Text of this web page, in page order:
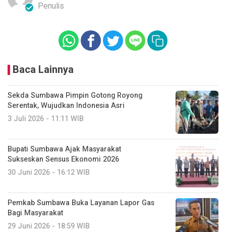
Penulis
Baca Lainnya
Sekda Sumbawa Pimpin Gotong Royong
Serentak, Wujudkan Indonesia Asri
3 Juli 2026 - 11:11 WIB
Bupati Sumbawa Ajak Masyarakat
Sukseskan Sensus Ekonomi 2026
30 Juni 2026 - 16:12 WIB
Pemkab Sumbawa Buka Layanan Lapor Gas
Bagi Masyarakat
29 Juni 2026 - 18:59 WIB